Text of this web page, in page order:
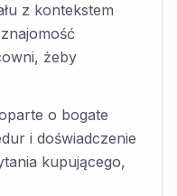
z kontekstem
żeby
o bogate
i doświadczenie
kupującego,